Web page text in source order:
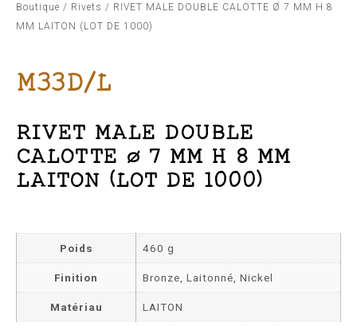
Boutique / Rivets / RIVET MALE DOUBLE CALOTTE Ø 7 MM H 8
MM LAITON (LOT DE 1000)
M33D/L
RIVET MALE DOUBLE
CALOTTE Ø 7 MM H 8 MM
LAITON (LOT DE 1000)
Poids 460 g
Finition Bronze, Laitonné, Nickel
Matériau LAITON